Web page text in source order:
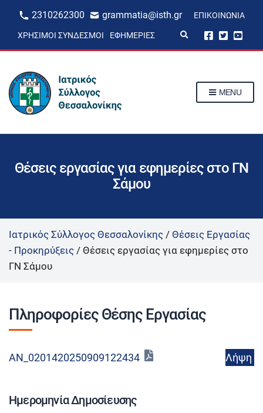
2310262300 grammatia@isth.gr ΕΠΙΚΟΙΝΩΝΊΑ
ΧΡΉΣΙΜΟΙ ΣΎΝΔΕΣΜΟΙ ΕΦΗΜΕΡΊΕΣ
p
m
MENU
Θέσεις εργασίας για εφημερίες στο ΓΝ
Σάμου
Ιατρικός Σύλλογος Θεσσαλονίκης / Θέσεις Εργασίας
- Προκηρύξεις / Θέσεις εργασίας για εφημερίες στο
ΓΝ Σάμου
Πληροφορίες Θέσης Εργασίας
AN_0201420250909122434 Λήψη
Ημερομηνία Δημοσίευσης